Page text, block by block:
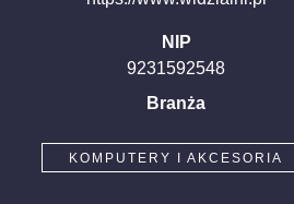
NIP
9231592548
Branża
KOMPUTERY I AKCESORIA